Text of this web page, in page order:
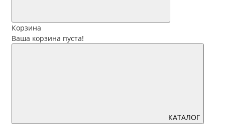
Корзина
Ваша корзина пуста!
КАТАЛОГ